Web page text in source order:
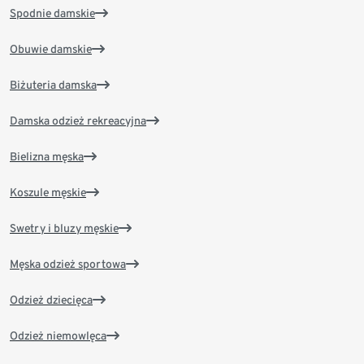
Spodnie damskie
Obuwie damskie
Biżuteria damska
Damska odzież rekreacyjna
Bielizna męska
Koszule męskie
Swetry i bluzy męskie
Męska odzież sportowa
Odzież dziecięca
Odzież niemowlęca